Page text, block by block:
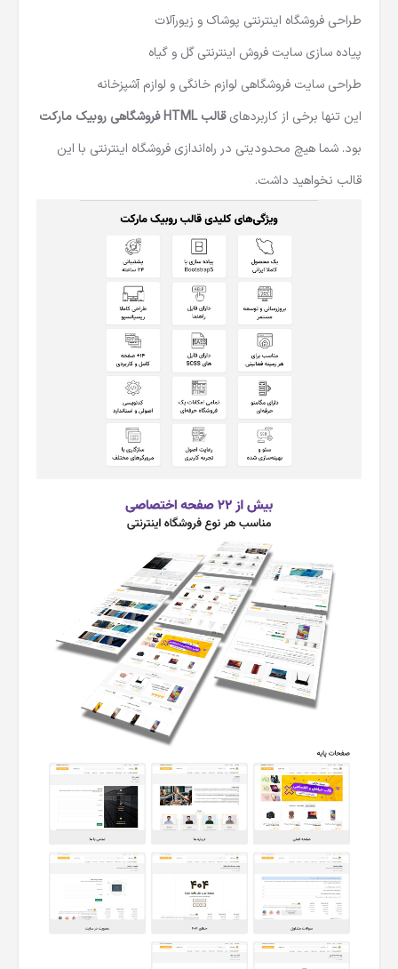
طراحی فروشگاه اینترنتی پوشاک و زیورآلات
پیاده سازی سایت فروش اینترنتی گل و گیاه
طراحی سایت فروشگاهی لوازم خانگی و لوازم آشپزخانه
این تنها برخی از کاربردهایقالب HTML فروشگاهی روبیک مارکت
بود. شما هیچ محدودیتی در راه‌اندازی فروشگاه اینترنتی با این
قالب نخواهید داشت.